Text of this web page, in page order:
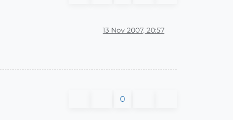
13 Nov 2007, 20:57
0